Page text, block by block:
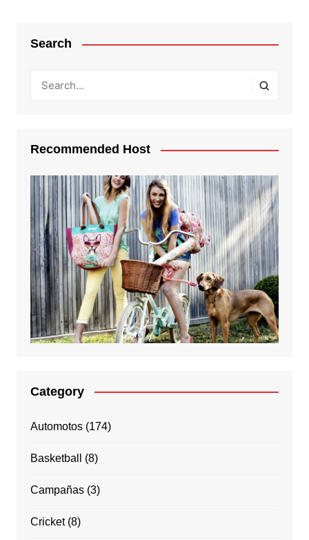
Search
Recommended Host
Category
Automotos(174)
Basketball (8)
Campañas(3)
Cricket(8)